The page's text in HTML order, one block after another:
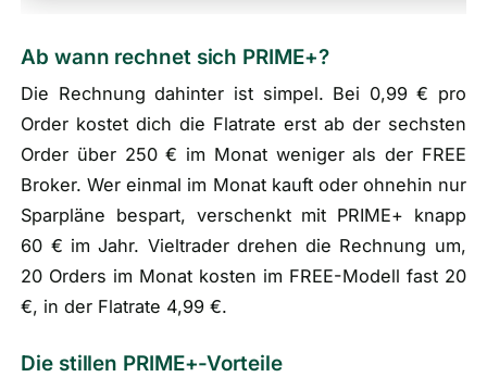
Ab wann rechnet sich PRIME+?
Die Rechnung dahinter ist simpel. Bei 0,99 € pro
Order kostet dich die Flatrate erst ab der sechsten
Order über 250 € im Monat weniger als der FREE
Broker. Wer einmal im Monat kauft oder ohnehin nur
Sparpläne bespart, verschenkt mit PRIME+ knapp
60 € im Jahr. Vieltrader drehen die Rechnung um,
20 Orders im Monat kosten im FREE-Modell fast 20
€, in der Flatrate 4,99 €.
Die stillen PRIME+-Vorteile